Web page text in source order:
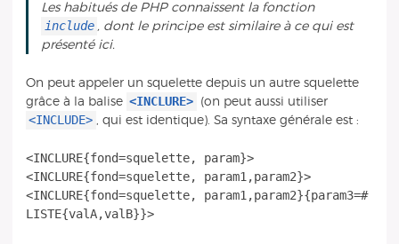
Les habitués de PHP connaissent la fonction
include , dont le principe est similaire à ce qui est
présenté ici.
On peut appeler un squelette depuis un autre squelette
grâce à la balise <INCLURE> (on peut aussi utiliser
<INCLUDE> , qui est identique). Sa syntaxe générale est :
<INCLURE{fond=squelette, param}>
<INCLURE{fond=squelette, param1,param2}>
<INCLURE{fond=squelette, param1,param2}{param3=#
LISTE{valA,valB}}>